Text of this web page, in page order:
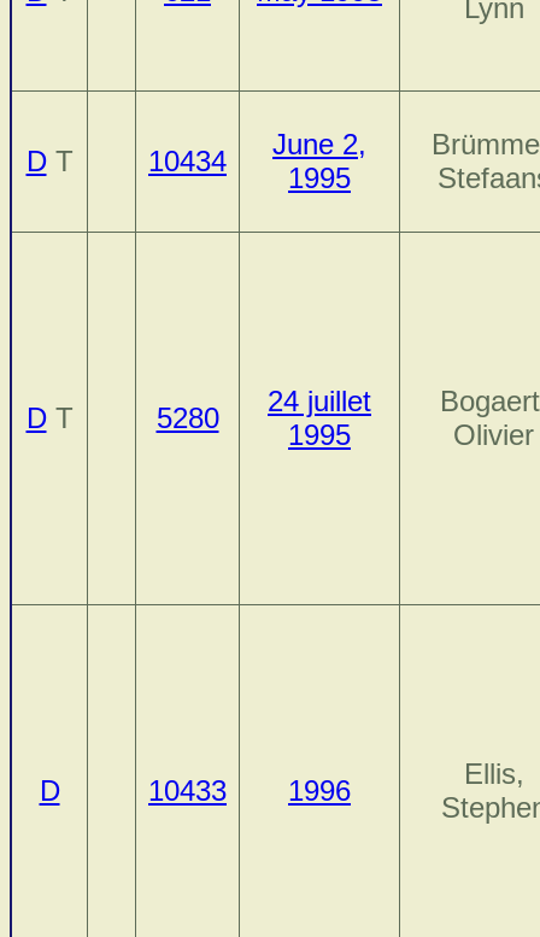
Lynn
DT 10434
June 2,
1995
DT 5280
24 juillet
1995
Olivier
D 10433 1996
Ellis,